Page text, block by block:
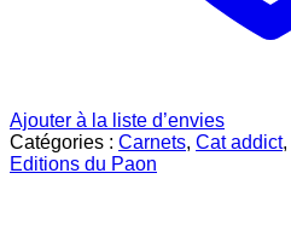
Ajouter à la liste d’envies
Catégories : Carnets, Cat addict,
Editions du Paon